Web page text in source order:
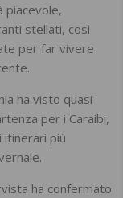
piacevole,
stellati, così
per far vivere
ha visto quasi
per i Caraibi,
itinerari più
ha confermato